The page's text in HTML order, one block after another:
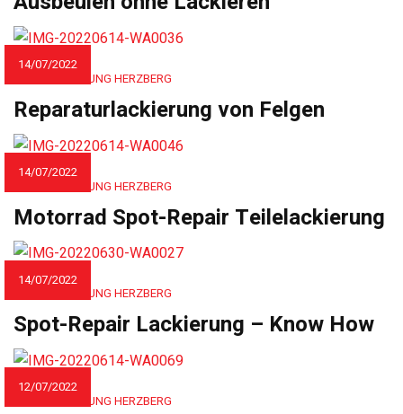
14/07/2022
AUTOLACKIERUNG HERZBERG
Reparaturlackierung von Felgen
14/07/2022
AUTOLACKIERUNG HERZBERG
Motorrad Spot-Repair Teilelackierung
14/07/2022
AUTOLACKIERUNG HERZBERG
Spot-Repair Lackierung – Know How
12/07/2022
AUTOLACKIERUNG HERZBERG